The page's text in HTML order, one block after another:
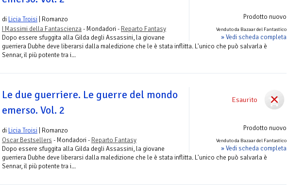
Prodotto nuovo
Venduto da Bazaar del Fantastico
» Vedi scheda completa
di Licia Troisi | Romanzo
I Massimi della Fantascienza- Mondadori - Reparto Fantasy
Dopo essere sfuggita alla Gilda degli Assassini, la giovane
guerriera Dubhe deve liberarsi dalla maledizione che le è stata inflitta. L'unico che può salvarla è
Sennar, il più potente tra i...
Esaurito
Prodotto nuovo
Venduto da Bazaar del Fantastico
» Vedi scheda completa
Le due guerriere. Le guerre del mondo
emerso. Vol. 2
di Licia Troisi | Romanzo
Oscar Bestsellers - Mondadori - Reparto Fantasy
Dopo essere sfuggita alla Gilda degli Assassini, la giovane
guerriera Dubhe deve liberarsi dalla maledizione che le è stata inflitta. L'unico che può salvarla è
Sennar, il più potente tra i...